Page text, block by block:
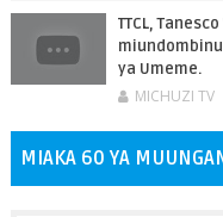
TTCL,
ya Umeme.
MICHUZI TV
MIAKA 60 YA